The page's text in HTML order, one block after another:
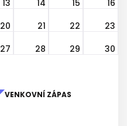
13 14 15
16
20 21 22
23
27 28 29
30
VENKOVNÍ ZÁPAS